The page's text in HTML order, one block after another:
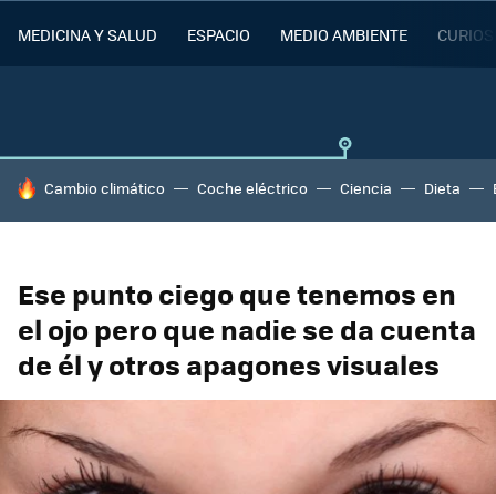
MEDICINA Y SALUD ESPACIO MEDIO AMBIENTE
HOY SE HABLA DE
Cambio climático Coche eléctrico Ciencia Dieta
Ese punto ciego que tenemos en
el ojo pero que nadie se da cuenta
de él y otros apagones visuales